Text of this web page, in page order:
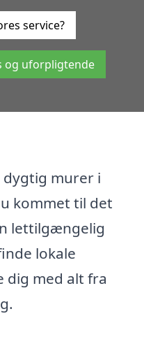
service?
og uforpligtende
dygtig murer i
kommet til det
lettilgængelig
lokale
dig med alt fra